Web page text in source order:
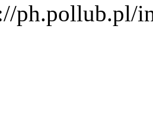
ph.pollub.pl/